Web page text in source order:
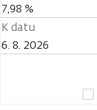
7,98 %
K datu
6. 8. 2026